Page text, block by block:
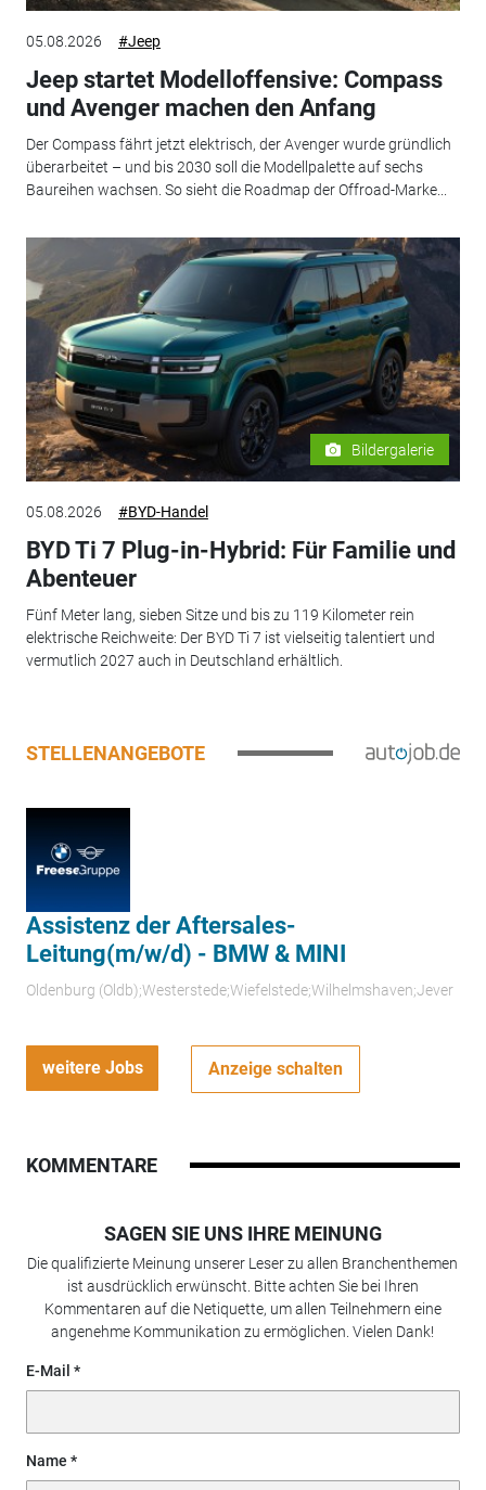
05.08.2026 #Jeep
Jeep startet Modelloffensive: Compass
und Avenger machen den Anfang
Der Compass fährt jetzt elektrisch, der Avenger wurde gründlich
überarbeitet – und bis 2030 soll die Modellpalette auf sechs
Baureihen wachsen. So sieht die Roadmap der Offroad-Marke...
Bildergalerie
05.08.2026 #BYD-Handel
BYD Ti 7 Plug-in-Hybrid: Für Familie und
Abenteuer
Fünf Meter lang, sieben Sitze und bis zu 119 Kilometer rein
elektrische Reichweite: Der BYD Ti 7 ist vielseitig talentiert und
vermutlich 2027 auch in Deutschland erhältlich.
STELLENANGEBOTE
Assistenz der Aftersales-
Leitung(m/w/d) - BMW & MINI
Oldenburg (Oldb);Westerstede;Wiefelstede;Wilhelmshaven;Jever
weitere Jobs Anzeige schalten
KOMMENTARE
SAGEN SIE UNS IHRE MEINUNG
Die qualifizierte Meinung unserer Leser zu allen Branchenthemen
ist ausdrücklich erwünscht. Bitte achten Sie bei Ihren
Kommentaren auf die Netiquette, um allen Teilnehmern eine
angenehme Kommunikation zu ermöglichen. Vielen Dank!
E-Mail
Name